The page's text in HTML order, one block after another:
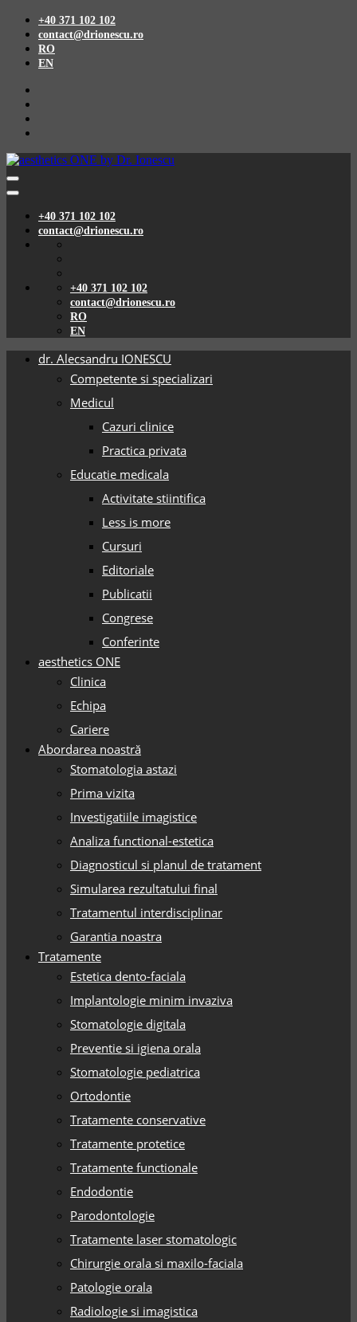
+40 371 102 102
contact@drionescu.ro
RO
EN
+40 371 102 102
contact@drionescu.ro
+40 371 102 102
contact@drionescu.ro
RO
EN
dr. Alecsandru IONESCU
Competente si specializari
Medicul
Cazuri clinice
Practica privata
Educatie medicala
Activitate stiintifica
Less is more
Cursuri
Editoriale
Publicatii
Congrese
Conferinte
aesthetics ONE
Clinica
Echipa
Cariere
Abordarea noastră
Stomatologia astazi
Prima vizita
Investigatiile imagistice
Analiza functional-estetica
Diagnosticul si planul de tratament
Simularea rezultatului final
Tratamentul interdisciplinar
Garantia noastra
Tratamente
Estetica dento-faciala
Implantologie minim invaziva
Stomatologie digitala
Preventie si igiena orala
Stomatologie pediatrica
Ortodontie
Tratamente conservative
Tratamente protetice
Tratamente functionale
Endodontie
Parodontologie
Tratamente laser stomatologic
Chirurgie orala si maxilo-faciala
Patologie orala
Radiologie si imagistica